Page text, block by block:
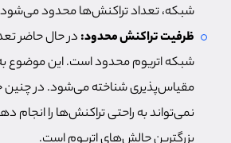
شبکه، تعداد تراکنش‌ها محدود
ظرفیت تراکنش محدود: در حال حاضر
شبکه اتریوم محدود است. این موضوع
مقیاس‌پذیری شناخته می‌شود. در چنین
نمی‌تواند به راحتی تراکنش‌ها را انجام